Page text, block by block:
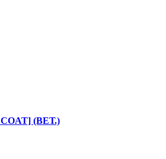
(ВЕТ.)